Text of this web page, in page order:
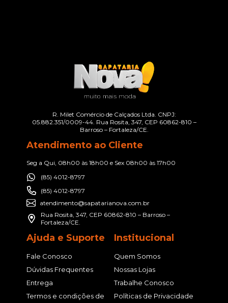
R. Milet Comércio de Calçados Ltda. CNPJ:
05.882.351/0009-44. Rua Rosita, 347, CEP 60862-810 –
Barroso – Fortaleza/CE.
Atendimento ao Cliente
Seg a Qui, 08h00 às 18h00 e Sex 08h00 às 17h00
(85) 4012-8797
(85) 4012-8797
atendimento@sapatarianova.com.br
Rua Rosita, 347, CEP 60862-810 – Barroso –
Fortaleza/CE.
Ajuda e Suporte
Fale Conosco
Dúvidas Frequentes
Entrega
Termos e condições de
Institucional
Quem Somos
Nossas Lojas
Trabalhe Conosco
Políticas de Privacidade